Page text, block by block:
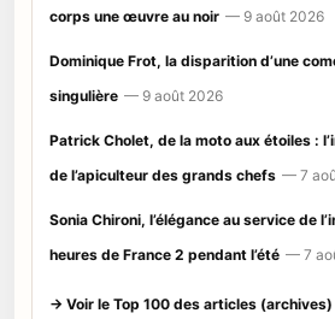
corps une œuvre au noir — 9 août 2026
Dominique Frot, la disparition d’une
singulière — 9 août 2026
Patrick Cholet, de la moto aux étoiles :
de l’apiculteur des grands chefs — 7
Sonia Chironi, l’élégance au service de
heures de France 2 pendant l’été — 7
→ Voir le Top 100 des articles (archives)